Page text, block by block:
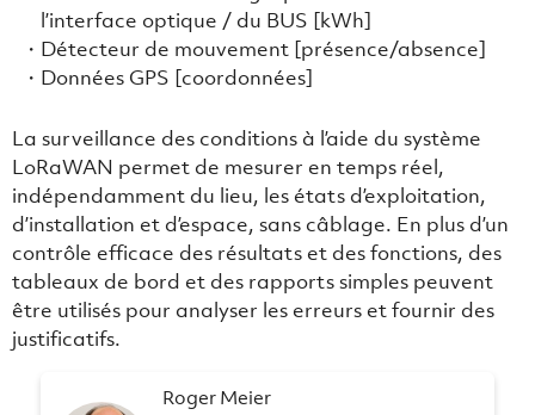
l’interface optique / du BUS [kWh]
Détecteur de mouvement [présence/absence]
Données GPS [coordonnées]
La surveillance des conditions à l’aide du système
LoRaWAN permet de mesurer en temps réel,
indépendamment du lieu, les états d’exploitation,
d’installation et d’espace, sans câblage. En plus d’un
contrôle efficace des résultats et des fonctions, des
tableaux de bord et des rapports simples peuvent
être utilisés pour analyser les erreurs et fournir des
justificatifs.
Roger Meier